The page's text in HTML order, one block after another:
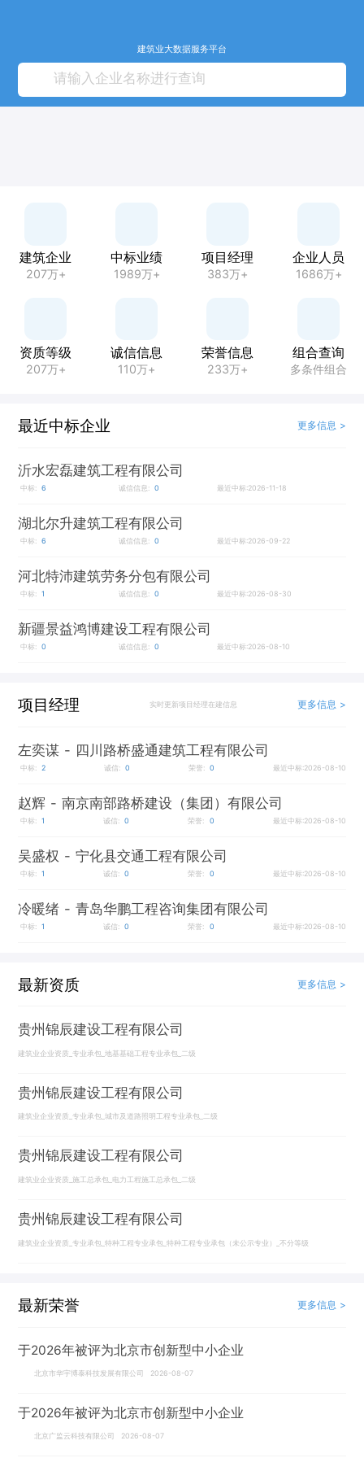
建筑业大数据服务平台
建筑企业
207万+
中标业绩
1989万+
项目经理
383万+
企业人员
1686万+
资质等级
207万+
诚信信息
110万+
荣誉信息
233万+
组合查询
多条件组合
最近中标企业 更多信息 >
沂水宏磊建筑工程有限公司
中标: 6 诚信信息: 0 最近中标:2026-11-18
湖北尔升建筑工程有限公司
中标: 6 诚信信息: 0 最近中标:2026-09-22
河北特沛建筑劳务分包有限公司
中标: 1 诚信信息: 0 最近中标:2026-08-30
新疆景益鸿博建设工程有限公司
中标: 0 诚信信息: 0 最近中标:2026-08-10
项目经理 实时更新项目经理在建信息 更多信息 >
左奕谋 - 四川路桥盛通建筑工程有限公司
中标: 2 诚信: 0 荣誉: 0 最近中标:2026-08-10
赵辉 - 南京南部路桥建设（集团）有限公司
中标: 1 诚信: 0 荣誉: 0 最近中标:2026-08-10
吴盛权 - 宁化县交通工程有限公司
中标: 1 诚信: 0 荣誉: 0 最近中标:2026-08-10
冷暖绪 - 青岛华鹏工程咨询集团有限公司
中标: 1 诚信: 0 荣誉: 0 最近中标:2026-08-10
最新资质 更多信息 >
贵州锦辰建设工程有限公司
建筑业企业资质_专业承包_地基基础工程专业承包_二级
贵州锦辰建设工程有限公司
建筑业企业资质_专业承包_城市及道路照明工程专业承包_二级
贵州锦辰建设工程有限公司
建筑业企业资质_施工总承包_电力工程施工总承包_二级
贵州锦辰建设工程有限公司
建筑业企业资质_专业承包_特种工程专业承包_特种工程专业承包（未公示专业）_不分等级
最新荣誉 更多信息 >
于2026年被评为北京市创新型中小企业
北京市华宇博泰科技发展有限公司 2026-08-07
于2026年被评为北京市创新型中小企业
北京广监云科技有限公司 2026-08-07